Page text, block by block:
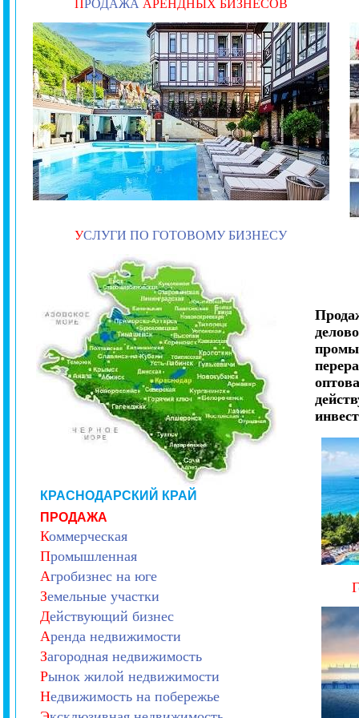
РОДАЖА АРЕНДНЫХ БИЗНЕСОВ
УСЛУГИ ПО ГОТОВОМУ БИЗНЕСУ
КРАСНОДАРСКИЙ КРАЙ
ПРОДАЖА
Коммерческая
Промышленная
Агробизнес на юге
Земельные участки
Действующий бизнес
Аренда недвижимости
Загородная недвижимость
Рынок жилой недвижимости
Недвижимость на побережье
Г